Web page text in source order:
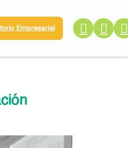
Empresarial